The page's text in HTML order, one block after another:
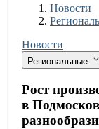
Новости
Разделы
Новости
Новости
Региональные
Рост
в